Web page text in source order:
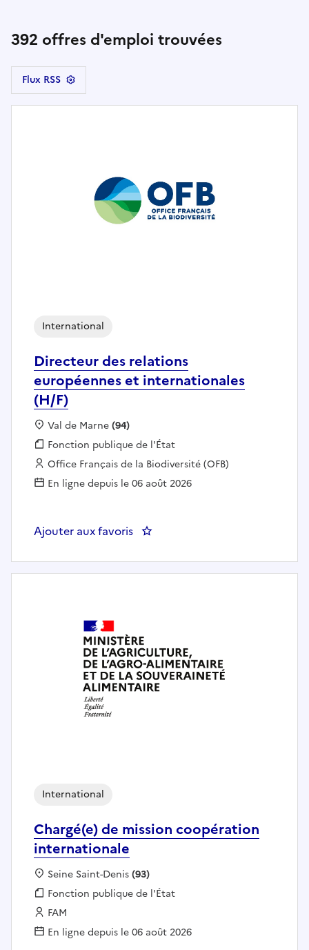
392 offres d'emploi trouvées
Flux RSS
Directeur des relations
européennes et internationales
(H/F)
International
Localisation :
Val de Marne(94)
Fonction publique :
Fonction publique de l'État
Employeur :
Office Français de la Biodiversité (OFB)
En ligne depuis le 06 août 2026
Ajouter aux favoris : Directeur des relations
Chargé(e) de mission coopération
internationale
International
Localisation :
Seine Saint-Denis(93)
Fonction publique :
Fonction publique de l'État
Employeur :
FAM
En ligne depuis le 06 août 2026